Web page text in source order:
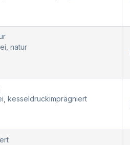
natur
kesseldruckimprägniert